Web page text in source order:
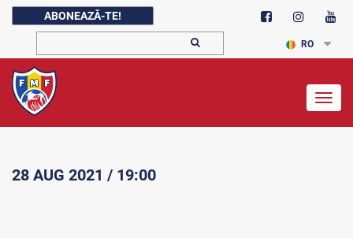
ABONEAZĂ-TE!
RO
28 AUG 2021 / 19:00